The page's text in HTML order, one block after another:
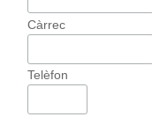
Càrrec
Telèfon